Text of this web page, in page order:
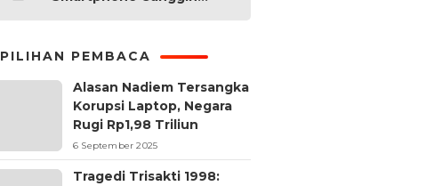
PILIHAN PEMBACA
Alasan Nadiem Tersangka
Korupsi Laptop, Negara
Rugi Rp1,98 Triliun
6 September 2025
Tragedi Trisakti 1998: